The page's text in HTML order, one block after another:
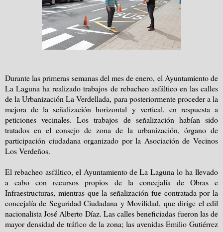
Durante las primeras semanas del mes de enero, el Ayuntamiento de
La Laguna ha realizado trabajos de rebacheo asfáltico en las calles
de la Urbanización La Verdellada, para posteriormente proceder a la
mejora de la señalización horizontal y vertical, en respuesta a
peticiones vecinales. Los trabajos de señalización habían sido
tratados en el consejo de zona de la urbanización, órgano de
participación ciudadana organizado por la Asociación de Vecinos
Los Verdeños.
El rebacheo asfáltico, el Ayuntamiento de La Laguna lo ha llevado
a cabo con recursos propios de la concejalía de Obras e
Infraestructuras, mientras que la señalización fue contratada por la
concejalía de Seguridad Ciudadana y Movilidad, que dirige el edil
nacionalista José Alberto Díaz. Las calles beneficiadas fueron las de
mayor densidad de tráfico de la zona; las avenidas Emilio Gutiérrez